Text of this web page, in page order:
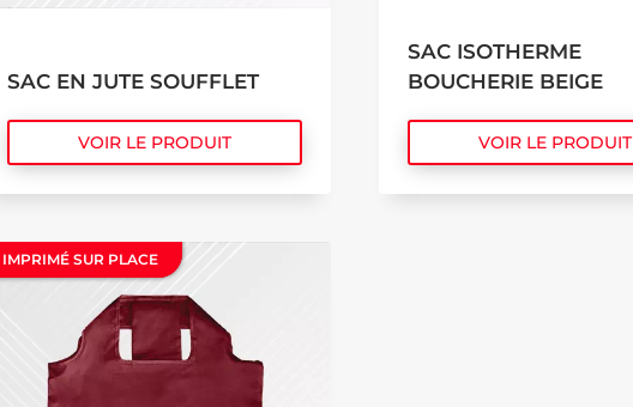
SAC EN JUTE SOUFFLET
VOIR LE PRODUIT
SAC ISOTHERME
BOUCHERIE BEIGE
VOIR LE PRODUIT
IMPRIMÉ SUR PLACE
IMPRIMÉ SUR PLACE